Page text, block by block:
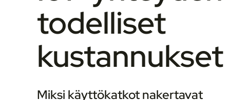
todelliset
kustannukset
Miksi käyttökatkot nakertavat